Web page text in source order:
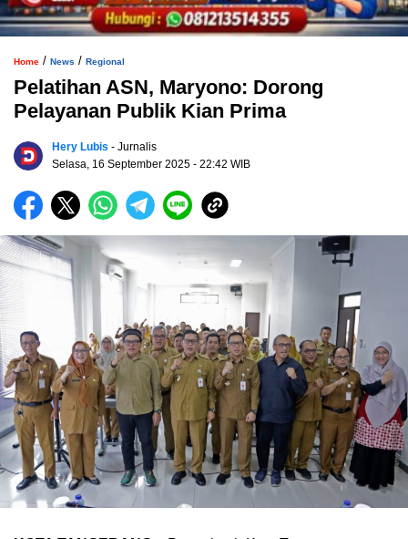
Home / News / Regional
Pelatihan ASN, Maryono: Dorong
Pelayanan Publik Kian Prima
Hery Lubis - Jurnalis
Selasa, 16 September 2025 - 22:42 WIB